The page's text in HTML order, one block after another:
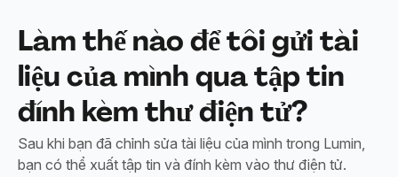
Làm thế nào để tôi gửi tài
liệu của mình qua tập tin
đính kèm thư điện tử?
Sau khi bạn đã chỉnh sửa tài liệu của mình trong Lumin,
bạn có thể xuất tập tin và đính kèm vào thư điện tử.